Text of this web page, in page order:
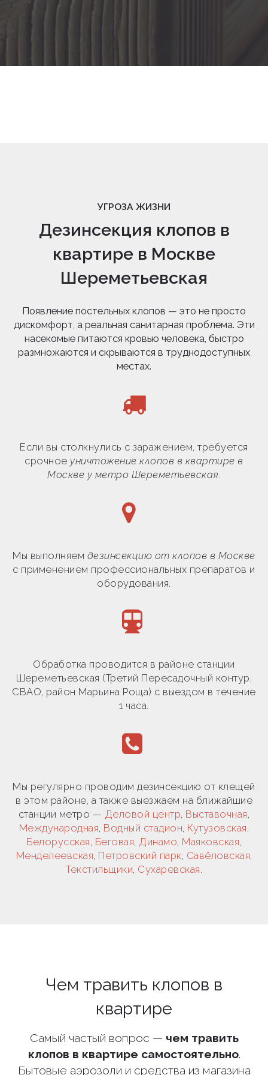
УГРОЗА ЖИЗНИ
Дезинсекция клопов в
квартире в Москве
Шереметьевская
Появление постельных клопов — это не просто
дискомфорт, а реальная санитарная проблема. Эти
насекомые питаются кровью человека, быстро
размножаются и скрываются в труднодоступных
местах.
Если вы столкнулись с заражением, требуется
срочное уничтожение клопов в квартире в
Москве у метро Шереметьевская.
Мы выполняем дезинсекцию от клопов в Москве
с применением профессиональных препаратов и
оборудования.
Обработка проводится в районе станции
Шереметьевская (Третий Пересадочный контур,
СВАО, район Марьина Роща) с выездом в течение
1 часа.
Мы регулярно проводим дезинсекцию от клещей
в этом районе, а также выезжаем на ближайшие
станции метро — Деловой центр, Выставочная,
Международная, Водный стадион, Кутузовская,
Белорусская, Беговая, Динамо, Маяковская,
Менделеевская, Петровский парк, Савёловская,
Текстильщики, Сухаревская.
Чем травить клопов в
квартире
Самый частый вопрос — чем травить
клопов в квартире самостоятельно.
Бытовые аэрозоли и средства из магазина